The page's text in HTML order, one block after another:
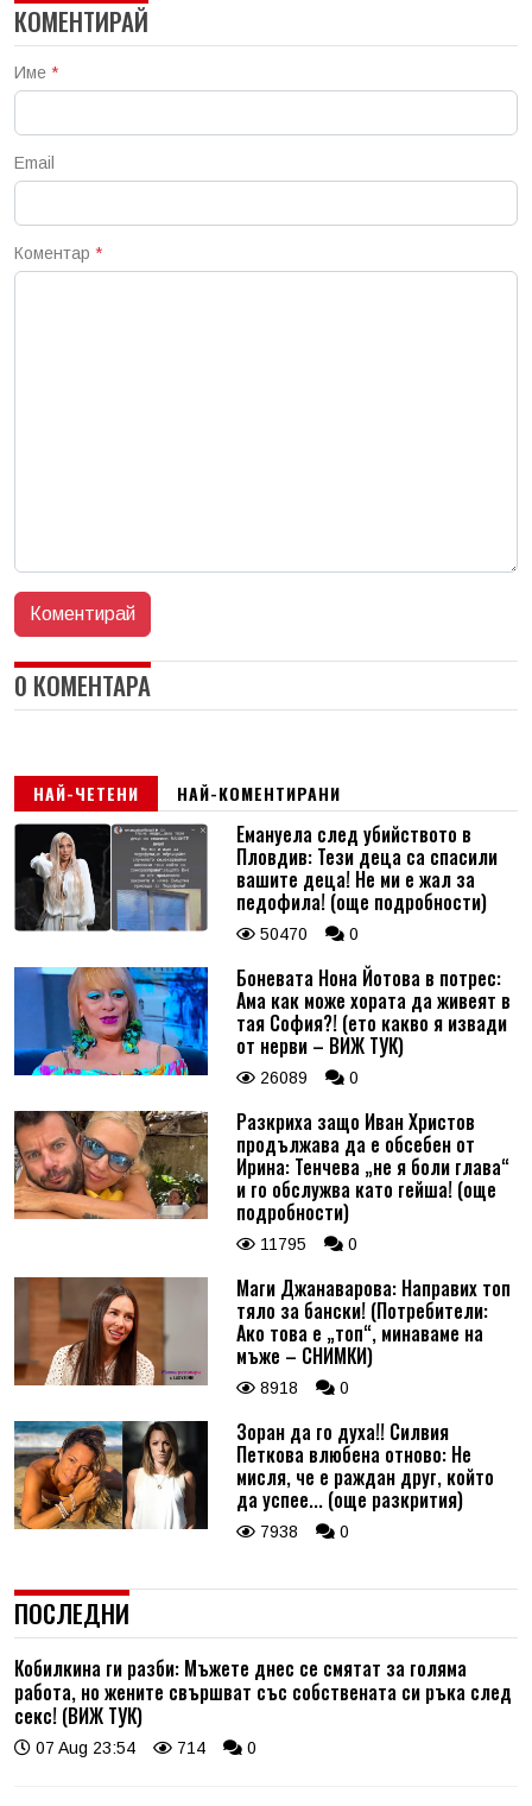
КОМЕНТИРАЙ
Име *
Email
Коментар *
0 КОМЕНТАРА
НАЙ-ЧЕТЕНИ НАЙ-КОМЕНТИРАНИ
Емануела след убийството в
Пловдив: Тези деца са спасили
вашите деца! Не ми е жал за
педофила! (още подробности)
50470 0
Боневата Нона Йотова в потрес:
Ама как може хората да живеят в
тая София?! (ето какво я извади
от нерви – ВИЖ ТУК)
26089 0
Разкриха защо Иван Христов
продължава да е обсебен от
Ирина: Тенчева „не я боли глава“
и го обслужва като гейша! (още
подробности)
11795 0
Маги Джанаварова: Направих топ
тяло за бански! (Потребители:
Ако това е „топ“, минаваме на
мъже – СНИМКИ)
8918 0
Зоран да го духа!! Силвия
Петкова влюбена отново: Не
мисля, че е раждан друг, който
да успее... (още разкрития)
7938 0
ПОСЛЕДНИ
Кобилкина ги разби: Мъжете днес се смятат за голяма
работа, но жените свършват със собствената си ръка след
секс! (ВИЖ ТУК)
07 Aug 23:54 714 0